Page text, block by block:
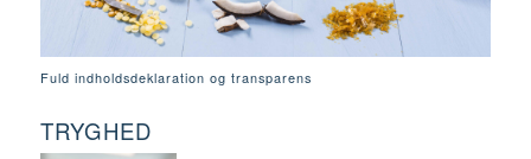
Fuld indholdsdeklaration og transparens
TRYGHED